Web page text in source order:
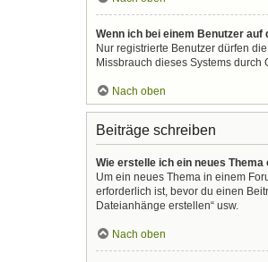
Wenn ich bei einem Benutzer
Nur registrierte Benutzer dürfen
Missbrauch dieses Systems durch
Nach oben
Beiträge schreiben
Wie erstelle ich ein neues
Um ein neues Thema in einem
erforderlich ist, bevor du einen
Dateianhänge erstellen“ usw.
Nach oben